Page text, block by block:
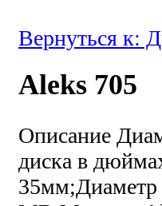
Вернуться к:
Aleks 705
Описание
диска в